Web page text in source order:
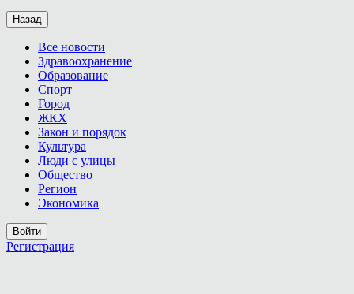
Назад
Все новости
Здравоохранение
Образование
Спорт
Город
ЖКХ
Закон и порядок
Культура
Люди с улицы
Общество
Регион
Экономика
Войти
Регистрация